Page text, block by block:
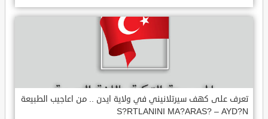
تعرف على كهف سيرتلانيني في ولاية ايدن .. من اعاجيب الطبيعة
S?RTLANINI MA?ARAS? – AYD?N